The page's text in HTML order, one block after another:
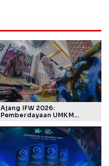
Ajang IFW 2026:
Pemberdayaan UMKM
Kelompok Disabilitas dan
Keberlanjutan